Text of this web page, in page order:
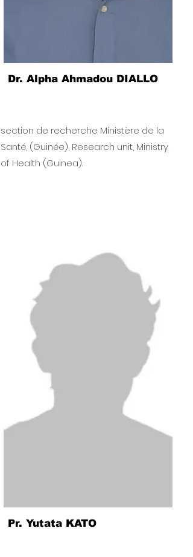
Dr. Alpha Ahmadou DIALLO
section de recherche Ministère de la
Santé, (Guinée), Research unit, Ministry
of Health (Guinea).
Pr. Yutata KATO